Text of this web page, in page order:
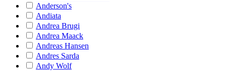
Anderson's
Andiata
Andrea Brugi
Andrea Maack
Andreas Hansen
Andres Sarda
Andy Wolf